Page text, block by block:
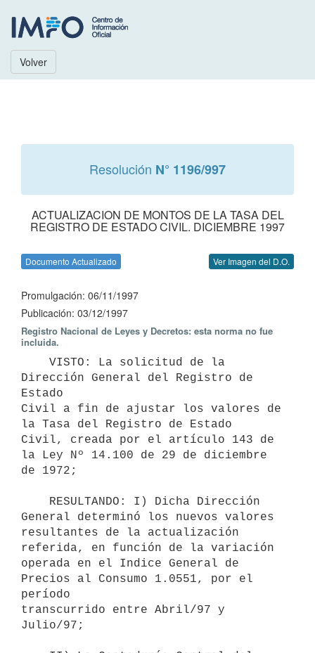
Volver
Resolución N° 1196/997
ACTUALIZACION DE MONTOS DE LA TASA DEL
REGISTRO DE ESTADO CIVIL. DICIEMBRE 1997
Documento Actualizado Ver Imagen del D.O.
Promulgación: 06/11/1997
Publicación: 03/12/1997
Registro Nacional de Leyes y Decretos: esta norma no fue
incluida.
Dirección General del Registro de
Estado
Civil a fin de ajustar los valores de
la Tasa del Registro de Estado
Civil, creada por el artículo 143 de
la Ley Nº 14.100 de 29 de diciembre
de 1972;
General determinó los nuevos valores
resultantes de la actualización
referida, en función de la variación
operada en el Indice General de
Precios al Consumo 1.0551, por el
período
transcurrido entre Abril/97 y
Julio/97;